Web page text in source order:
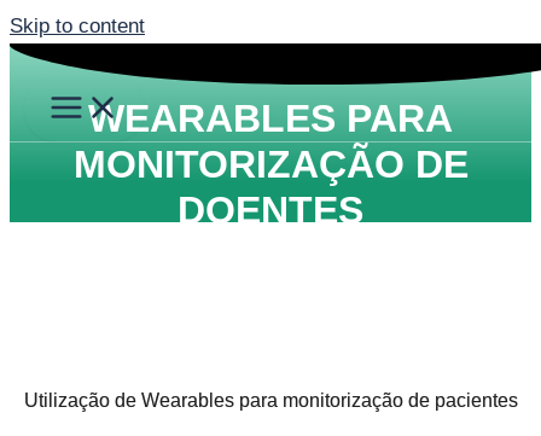
Skip to content
WEARABLES PARA
MONITORIZAÇÃO DE
DOENTES
Utilização de Wearables para monitorização de pacientes